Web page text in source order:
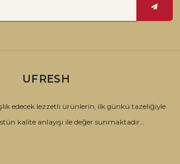
çikolataları, muhteşem doku ve
çikolataları, yoğun çikolata lezzetiyle
UFRESH
edecek lezzetli ürünlerin, ilk günkü tazeliğiyle
kalite anlayışı ile değer sunmaktadır...